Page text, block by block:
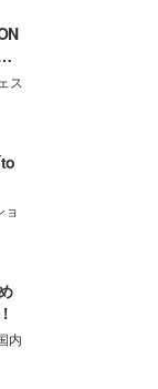
ス
ョ
内